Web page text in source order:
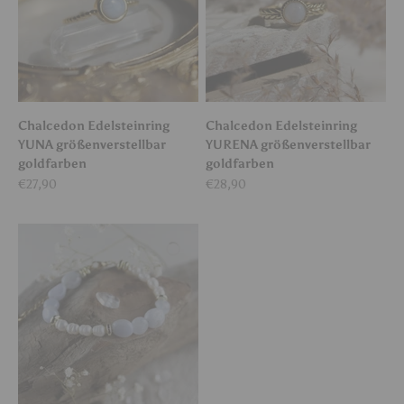
Chalcedon Edelsteinring
YUNA größenverstellbar
goldfarben
Angebot
€27,90
Chalcedon Edelsteinring
YURENA größenverstellbar
goldfarben
Angebot
€28,90